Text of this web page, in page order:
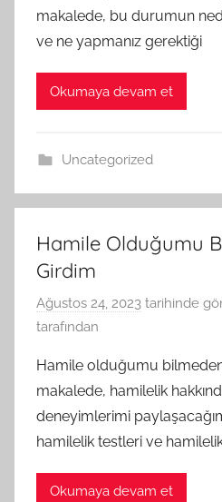
makalede, bu durumun
ve ne yapmanız gerektiği
Okumaya devam et
Uncategorized
Hamile Olduğumu
Girdim
Ağustos 24, 2023 tarihinde
tarafından
Hamile olduğumu
makalede, hamilelik
deneyimlerimi
hamilelik testleri ve
Okumaya devam et